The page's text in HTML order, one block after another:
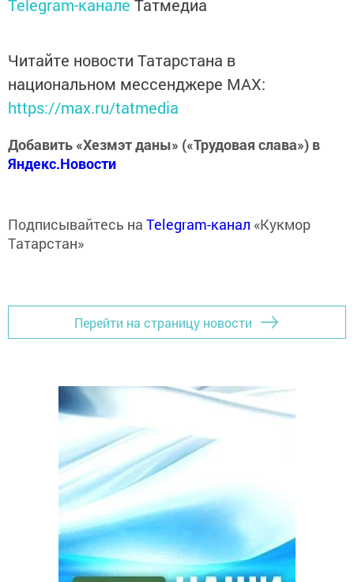
Telegram-канале Татмедиа
Читайте новости Татарстана в
национальном мессенджере MАХ:
https://max.ru/tatmedia
Добавить «Хезмэт даны» («Трудовая слава») в
Яндекс.Новости
Подписывайтесь на Telegram-канал «Кукмор
Татарстан»
Перейти на страницу новости